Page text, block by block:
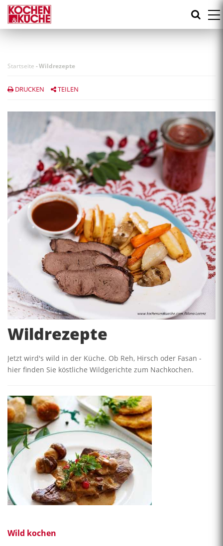
Direkt
zum
Inhalt
Startseite -Wildrezepte
DRUCKEN TEILEN
Wildrezepte
Jetzt wird's wild in der Küche. Ob Reh, Hirsch oder Fasan -
hier finden Sie köstliche Wildgerichte zum Nachkochen.
Wild kochen